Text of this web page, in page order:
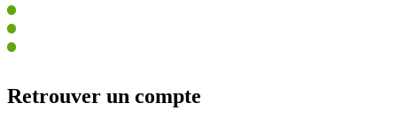
Retrouver un compte